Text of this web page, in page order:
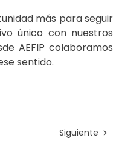
más para seguir
único con nuestros
AEFIP colaboramos
sentido.
Siguiente